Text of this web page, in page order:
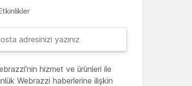
hizmet ve ürünleri ile
Webrazzi haberlerine ilişkin